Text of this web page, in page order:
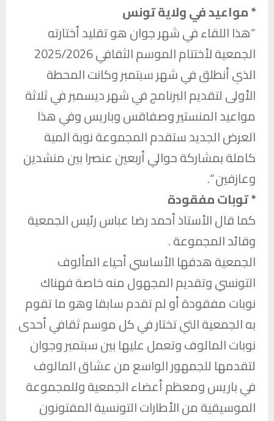
* مواعيد في ولاية تونس
“هذا اللقاء في شهر جوان هو تقليد أختارته
الجمعية لأختتام الموسم الثقافي 2025/2026
الذي أنطلق في شهر سبتمبر وكانت المحطة
الأولى لتقديم البرنامج في شهر ديسمبر في ثلاثة
مواعيد المنستير وصفاقس وباريس وفي هذا
العرض الجديد ستقدم المجموعة نوبة المية
كاملة بمشاركة حوالي أربعين عنصرا بين منشدين
وعازفين “.
* توبات مفقودة
كما قال الأستاذ أحمد رضا عباس رئيس الجمعية
وقائد المجموعة .
الجمعية هدفها الأساسي أحياء المألوف
التونسي وتقديم المجهول منه خاصة فهناك
نوبات مفقودة أو لم تقدم سابقا وهو ما تقوم
به الجمعية التي تختار في كل موسم ثقافي أحدى
نوبات المالوف وتعمل عليها بين سبتمبر وجوان
لتقدمها للجمهور الواسع من عشاق المالوف
في باريس ومعظم أعضاء الجمعية وللمجموعة
الموسيقية من الأطارات التونسية المفتونون